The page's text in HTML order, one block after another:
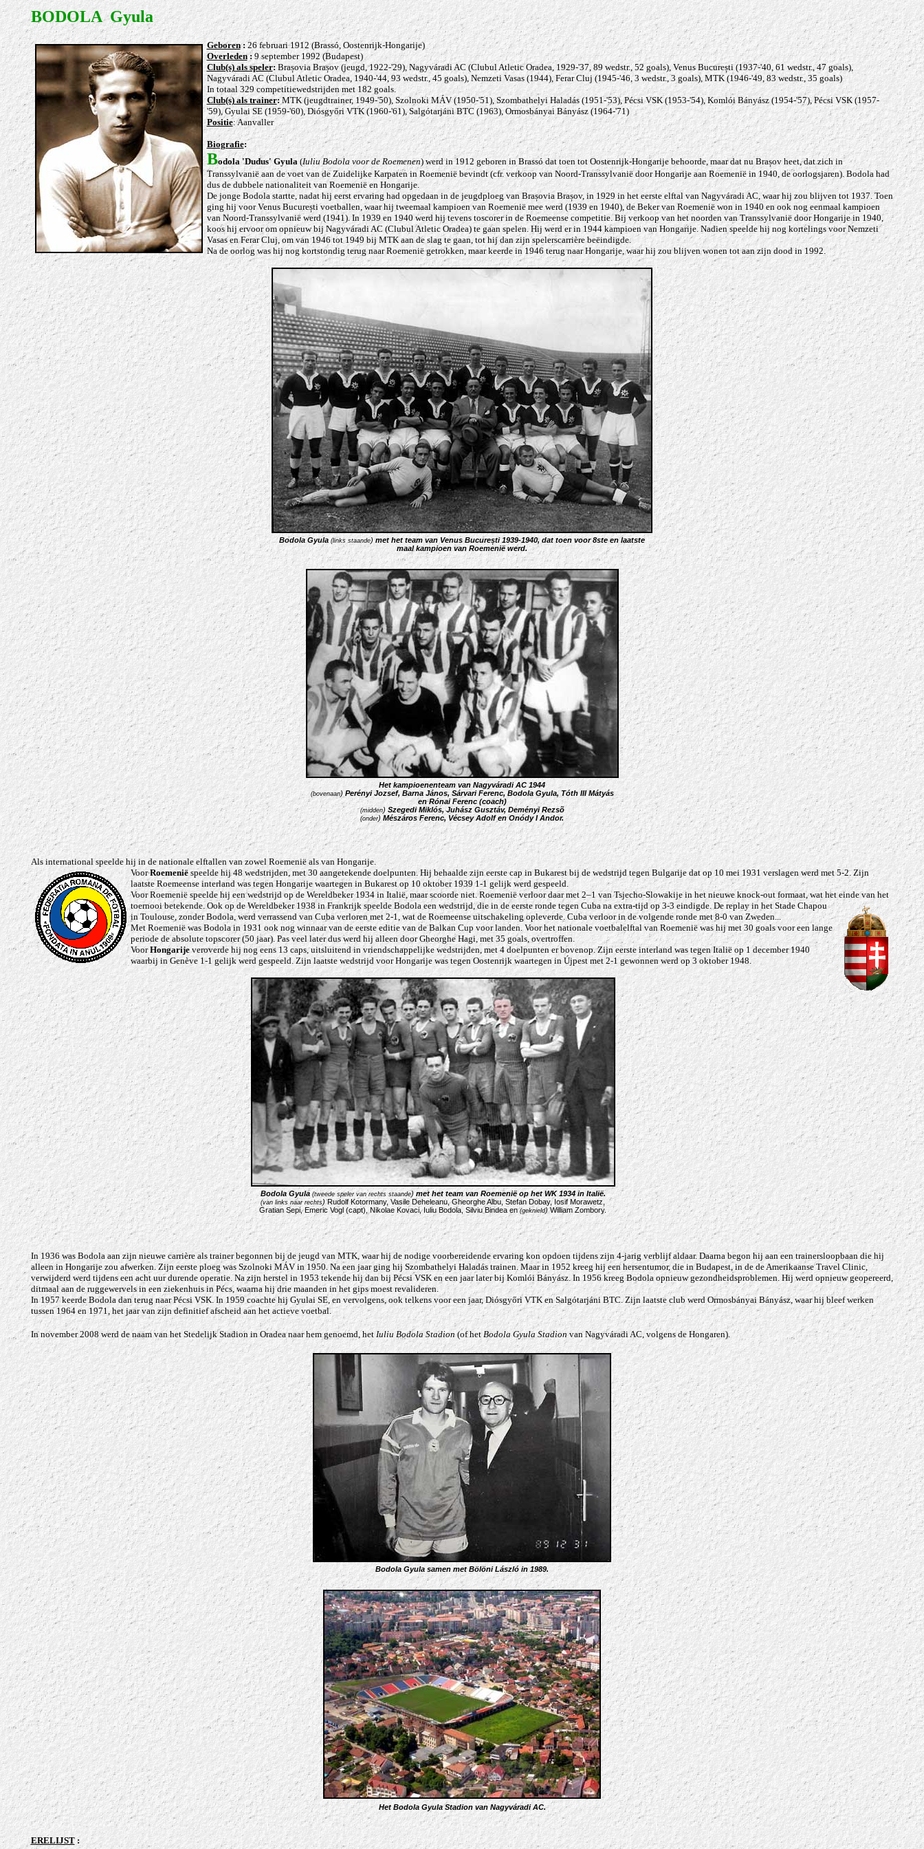
BODOLA Gyula
Geboren:26 februari 1912 (Brassó, Oostenrijk-Hongarije)
Overleden:9 september 1992 (Budapest)
Club(s) als speler: Brașovia Brașov (jeugd, 1922-'29), Nagyváradi AC (Clubul Atletic Oradea, 1929-'37, 89 wedstr., 52 goals), Venus București (1937-'40, 61 wedstr., 47 goals),
Nagyváradi AC (Clubul Atletic Oradea, 1940-'44, 93 wedstr., 45 goals), Nemzeti Vasas (1944), Ferar Cluj (1945-'46, 3 wedstr., 3 goals), MTK (1946-'49, 83 wedstr., 35 goals)
In totaal 329 competitiewedstrijden met 182 goals.
Club(s) als trainer:MTK (jeugdtrainer, 1949-'50), Szolnoki MÁV (1950-'51), Szombathelyi Haladás (1951-'53), Pécsi VSK (1953-'54), Komlói Bányász (1954-'57), Pécsi VSK (1957-
'59), Gyulai SE (1959-'60), Diósgyőri VTK (1960-'61), Salgótarjáni BTC (1963), Ormosbányai Bányász (1964-'71)
Positie: Aanvaller
Biografie:
Bodola 'Dudus' Gyula (Iuliu Bodola voor de Roemenen) werd in 1912 geboren in Brassó dat toen tot Oostenrijk-Hongarije behoorde, maar dat nu Brașovheet, dat zich in
Transsylvanië aan de voet van de Zuidelijke Karpaten in Roemenië bevindt (cfr. verkoop van Noord-Transsylvanië door Hongarije aan Roemenië in 1940, de oorlogsjaren). Bodola had
dus de dubbele nationaliteit van Roemenië en Hongarije.
De jonge Bodola startte, nadat hij eerst ervaring had opgedaan in de jeugdploeg vanBrașovia Brașov, in 1929 in het eerste elftal vanNagyváradi AC, waar hij zou blijven tot 1937. Toen
ging hij voorVenus București voetballen, waar hij tweemaal kampioen van Roemenië mee werd (1939 en 1940), de Beker van Roemenië won in 1940 en ook nog eenmaal kampioen
van Noord-Transsylvanië werd (1941). In 1939 en 1940 werd hij tevens toscorer in de Roemeense competitie. Bij verkoop van het noorden van Transsylvanië door Hongarije in 1940,
koos hij ervoor om opnieuw bij Nagyváradi AC (Clubul Atletic Oradea) te gaan spelen. Hij werd er in 1944 kampioen van Hongarije. Nadien speelde hij nog kortelings voor Nemzeti
Vasas en Ferar Cluj, om van 1946 tot 1949 bij MTK aan de slag te gaan, tot hij dan zijn spelerscarrière beëindigde.
Na de oorlog was hij nog kortstondig terug naar Roemenië getrokken, maar keerde in 1946 terug naar Hongarije, waar hij zou blijven wonen tot aan zijn dood in 1992.
Bodola Gyula (links staande)met het team van Venus București 1939-1940, dat toen voor 8ste en laatste
maal kampioen van Roemenië werd.
Het kampioenenteam van Nagyváradi AC 1944
(bovenaan) Perényi Jozsef, Barna János, Sárvari Ferenc, Bodola Gyula, Tóth III Mátyás
en Rónai Ferenc (coach)
(midden) Szegedi Miklós, Juhász Gusztáv, Deményi Rezsõ
(onder) Mészáros Ferenc, Vécsey Adolf en Onódy I Andor.
Als international speelde hij in de nationale elftallen van zowel Roemenië als van Hongarije.
VoorRoemeniëspeelde hij 48 wedstrijden, met 30 aangetekende doelpunten. Hij behaalde zijn eerste cap in Bukarest bij de wedstrijd tegen Bulgarije dat op 10 mei 1931 verslagen werd met 5-2. Zijn
laatste Roemeense interland was tegen Hongarije waartegen in Bukarest op 10 oktober 1939 1-1 gelijk werd gespeeld.
Voor Roemenië speelde hij een wedstrijd op de Wereldbeker 1934 in Italië, maar scoorde niet. Roemenië verloor daar met 2–1 van Tsjecho-Slowakije in het nieuwe knock-out formaat, wat het einde van het
toernooi betekende. Ook op de Wereldbeker 1938 in Frankrijk speelde Bodola een wedstrijd, die in de eerste ronde tegen Cuba na extra-tijd op 3-3 eindigde. De replay in het Stade Chapou
in Toulouse, zonder Bodola, werd verrassend van Cuba verloren met 2-1, wat de Roemeense uitschakeling opleverde. Cuba verloor in de volgende ronde met 8-0 van Zweden...
Met Roemenië was Bodola in 1931 ook nog winnaar van de eerste editie van de Balkan Cup voor landen. Voor het nationale voetbalelftal van Roemenië was hij met 30 goals voor een lange
periode de absolute topscorer (50 jaar). Pas veel later dus werd hij alleen door Gheorghe Hagi, met 35 goals, overtroffen.
VoorHongarijeveroverde hij nog eens 13 caps, uitsluitend in vriendschappelijke wedstrijden, met 4 doelpunten er bovenop. Zijn eerste interland was tegen Italië op 1 december 1940
waarbij in Genève 1-1 gelijk werd gespeeld. Zijn laatste wedstrijd voor Hongarije was tegen Oostenrijk waartegen in Újpest met 2-1 gewonnen werd op 3 oktober 1948.
Bodola Gyula (tweede speler van rechts staande) met het team van Roemenië op het WK 1934 in Italië.
(van links naar rechts)Rudolf Kotormany, Vasile Deheleanu, Gheorghe Albu, Stefan Dobay, Iosif Morawetz,
Gratian Sepi, Emeric Vogl (capt), Nikolae Kovaci, Iuliu Bodola, Silviu Bindea en(geknield)William Zombory.
In 1936 was Bodola aan zijn nieuwe carrière als trainer begonnen bij de jeugd van MTK, waar hij de nodige voorbereidende ervaring kon opdoen tijdens zijn 4-jarig verblijf aldaar. Daarna begon hij aan een trainersloopbaan die hij
alleen in Hongarije zou afwerken. Zijn eerste ploeg was Szolnoki MÁV in 1950. Na een jaar ging hij Szombathelyi Haladás trainen. Maar in 1952 kreeg hij een hersentumor, die in Budapest, in de de Amerikaanse Travel Clinic,
verwijderd werd tijdens een acht uur durende operatie. Na zijn herstel in 1953 tekende hij dan bij Pécsi VSK en een jaar later bij Komlói Bányász. In 1956 kreeg Bodola opnieuw gezondheidsproblemen. Hij werd opnieuw geopereerd,
ditmaal aan de ruggewervels in een ziekenhuis in Pécs, waarna hij drie maanden in het gips moest revalideren.
In 1957 keerde Bodola dan terug naar Pécsi VSK. In 1959 coachte hij Gyulai SE, en vervolgens, ook telkens voor een jaar, Diósgyőri VTK en Salgótarjáni BTC. Zijn laatste club werd Ormosbányai Bányász, waar hij bleef werken
tussen 1964 en 1971, het jaar van zijn definitief afscheid aan het actieve voetbal.
In november 2008 werd de naam van het Stedelijk Stadion in Oradea naar hem genoemd, het Iuliu Bodola Stadion(of het Bodola Gyula Stadionvan Nagyváradi AC, volgens de Hongaren).
Bodola Gyula samen met Bölöni László in 1989.
Het Bodola Gyula Stadion van Nagyváradi AC.
ERELIJST: